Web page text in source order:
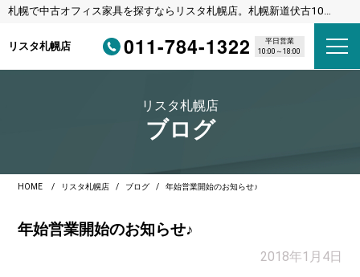
札幌で中古オフィス家具を探すならリスタ札幌店。札幌新道伏古10
リスタ札幌店
011-784-1322
平日営業
10:00～18:00
リスタ札幌店
ブログ
HOME リスタ札幌店 ブログ 年始営業開始のお知らせ♪
年始営業開始のお知らせ♪
2018年1月4日